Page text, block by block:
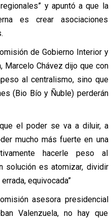
y apuntó a que la
es crear asociaciones
de Gobierno Interior y
Marcelo Chávez dijo que con
al centralismo, sino que
(Bio Bío y Ñuble) perderán
el poder se va a diluir, a
mucho más fuerte en una
hacerle peso al
solución es atomizar, dividir
equivocada”
asesora presidencial
Valenzuela, no hay que